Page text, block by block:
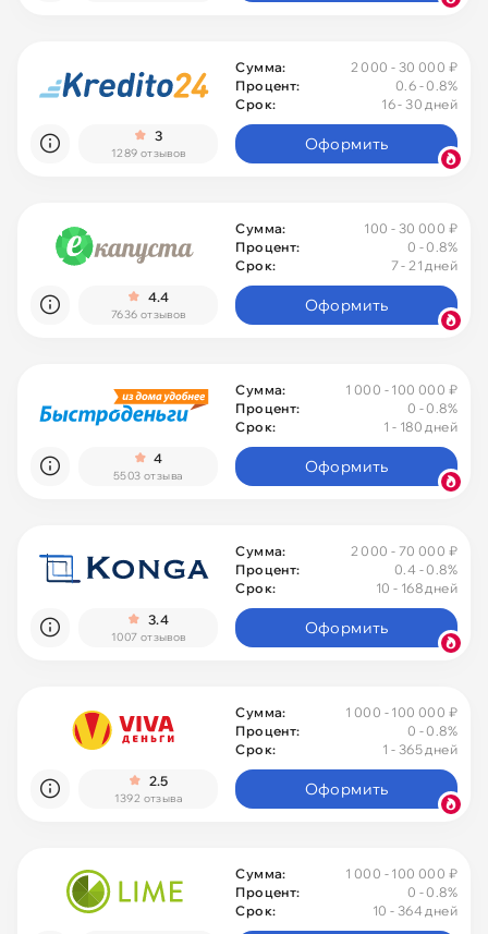
Сумма:
2 000 - 30 000 ₽
Процент:
0.6 - 0.8%
Срок:
16 - 30 дней
3
1289 отзывов Оформить
Сумма:
100 - 30 000 ₽
Процент:
0 - 0.8%
Срок:
7 - 21 дней
4.4
7636 отзывов Оформить
Сумма:
1 000 - 100 000 ₽
Процент:
0 - 0.8%
Срок:
1 - 180 дней
4
5503 отзыва Оформить
Сумма:
2 000 - 70 000 ₽
Процент:
0.4 - 0.8%
Срок:
10 - 168 дней
3.4
1007 отзывов Оформить
Сумма:
1 000 - 100 000 ₽
Процент:
0 - 0.8%
Срок:
1 - 365 дней
2.5
1392 отзыва Оформить
Сумма:
1 000 - 100 000 ₽
Процент:
0 - 0.8%
Срок:
10 - 364 дней